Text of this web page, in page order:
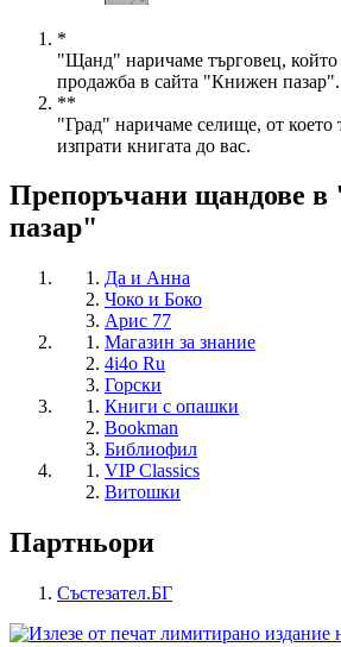
*
"Щанд" наричаме търговец, който
продажба в сайта "Книжен пазар".
**
"Град" наричаме селище, от което
изпрати книгата до вас.
Препоръчани щандове
пазар"
Да и Анна
Чоко и Боко
Арис 77
Магазин за знание
4i4o Ru
Горски
Книги с опашки
Bookman
Библиофил
VIP Classics
Витошки
Партньори
Състезател.БГ